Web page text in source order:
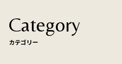
Category
カテゴリー